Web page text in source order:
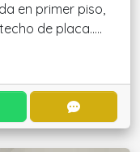
en primer piso,
de placa.....
POR